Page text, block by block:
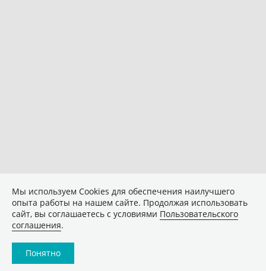
Мы используем Сookies для обеспечения наилучшего
опыта работы на нашем сайте. Продолжая использовать
сайт, вы соглашаетесь с условиями Пользовательского
соглашения.
Понятно